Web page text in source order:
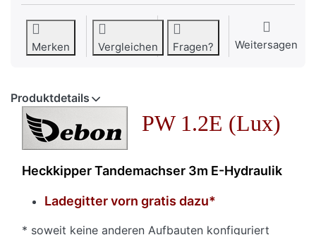
Merken Vergleichen Fragen? Weitersagen
Produktdetails
PW 1.2E (Lux)
Heckkipper Tandemachser 3m E-Hydraulik
Ladegitter vorn gratis dazu*
* soweit keine anderen Aufbauten konfiguriert